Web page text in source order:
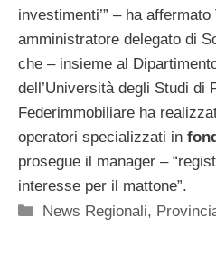
investimenti’” – ha
amministratore delegato di
che – insieme al
dell’Università degli Studi di
Federimmobiliare ha
operatori specializzati in
prosegue il manager –
interesse per il mattone”.
Categorie
News Regionali,